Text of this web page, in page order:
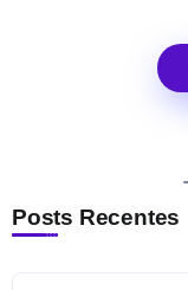
Posts Recentes